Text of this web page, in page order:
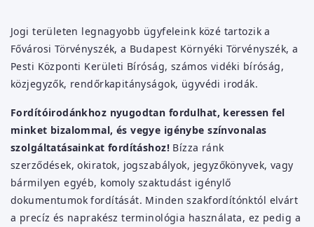
Jogi területen legnagyobb ügyfeleink közé tartozik a
Fővárosi Törvényszék, a Budapest Környéki Törvényszék, a
Pesti Központi Kerületi Bíróság, számos vidéki bíróság,
közjegyzők, rendőrkapitányságok, ügyvédi irodák.
Fordítóirodánkhoz nyugodtan fordulhat, keressen fel
minket bizalommal, és vegye igénybe színvonalas
szolgáltatásainkat fordításhoz! Bízza ránk
szerződések, okiratok, jogszabályok, jegyzőkönyvek, vagy
bármilyen egyéb, komoly szaktudást igénylő
dokumentumok fordítását. Minden szakfordítónktól elvárt
a precíz és naprakész terminológia használata, ez pedig a